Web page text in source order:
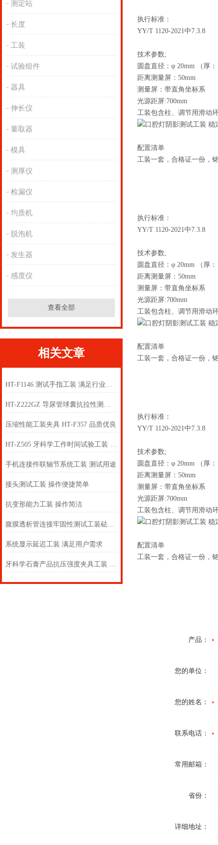
测定站
长度
工装
试验组件
器具
伸长仪
量取器
模具
测厚仪
检漏仪
均质机
脱泡机
发生器
感度仪
查看全部
相关文章
HT-F1146 测试手指工装 满足行业标准
HT-Z222GZ 导尿管球囊抗拉性测试工装 标准满足
压缩性能工装夹具 HT-F357 品质优良
HT-Z505 牙科学工作时间试验工装 产品质量好
手机连接件联轴节系统工装 测试用途
接头测试工装 操作便捷简单
抗变形能力工装 操作简洁
腹膜透析管连接牢固性测试工装砝码15N、10N 技术原理
系统显示延迟工装 满足用户需求
牙科学石膏产品抗压强度夹具工装 使用说明
执行标准：
YY/T 1120-2021中7.3.8
技术参数;
圆盘直径：φ 20mm （厚
距离测量
测量屏：带直角
光源距屏:700mm
工装包含柱、调节用滑动
配置清单
工装一套，合格证一份，
执行标准：
YY/T 1120-2021中7.3.8
技术参数;
圆盘直径：φ 20mm （厚
距离测量
测量屏：带直角
光源距屏:700mm
工装包含柱、调节用滑动
配置清单
工装一套，合格证一份，
执行标准：
YY/T 1120-2021中7.3.8
技术参数;
圆盘直径：φ 20mm （厚
距离测量
测量屏：带直角
光源距屏:700mm
工装包含柱、调节用滑动
配置清单
工装一套，合格证一份，
产品：
您的单位：
您的姓名：
联系电话：
常用邮箱：
省份：
详细地址：